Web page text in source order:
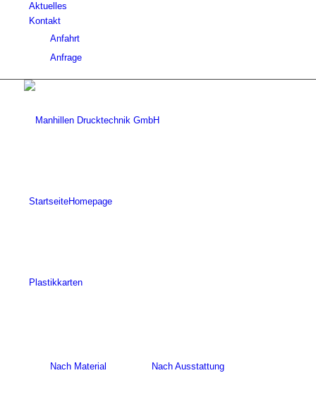
Aktuelles
Kontakt
Anfahrt
Anfrage
StartseiteHomepage
Plastikkarten
Nach Material Nach Ausstattung